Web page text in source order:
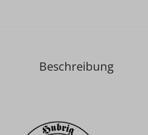
Beschreibung